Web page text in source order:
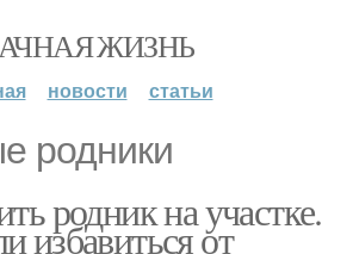
ЖИЗНЬ
новости статьи
родники
родник на участке.
избавиться от